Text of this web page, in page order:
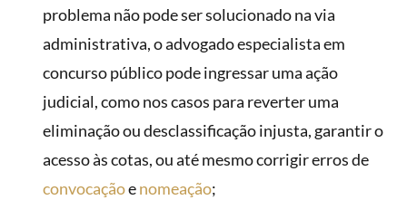
problema não pode ser solucionado na via
administrativa, o advogado especialista em
concurso público pode ingressar uma ação
judicial, como nos casos para reverter uma
eliminação ou desclassificação injusta, garantir o
acesso às cotas, ou até mesmo corrigir erros de
convocaçãoenomeação;